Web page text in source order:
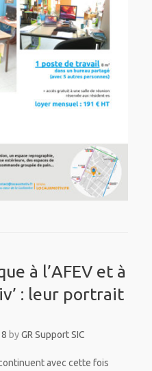
à l’AFEV et à
: leur portrait
byGR Support SIC
avec cette fois